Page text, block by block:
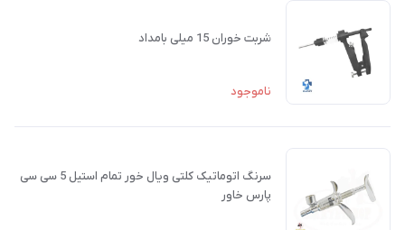
شربت خوران 15 میلی بامداد
ناموجود
سرنگ اتوماتیک کلتی ویال خور تمام استیل 5 سی سی
پارس خاور